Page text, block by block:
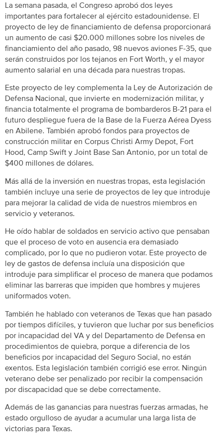
La semana pasada, el Congreso aprobó dos leyes
importantes para fortalecer al ejército estadounidense. El
proyecto de ley de financiamiento de defensa proporcionará
un aumento de casi $20.000 millones sobre los niveles de
financiamiento del año pasado, 98 nuevos aviones F-35, que
serán construidos por los tejanos en Fort Worth, y el mayor
aumento salarial en una década para nuestras tropas.
Este proyecto de ley complementa la Ley de Autorización de
Defensa Nacional, que invierte en modernización militar, y
financia totalmente el programa de bombarderos B-21 para el
futuro despliegue fuera de la Base de la Fuerza Aérea Dyess
en Abilene. También aprobó fondos para proyectos de
construcción militar en Corpus Christi Army Depot, Fort
Hood, Camp Swift y Joint Base San Antonio, por un total de
$400 millones de dólares.
Más allá de la inversión en nuestras tropas, esta legislación
también incluye una serie de proyectos de ley que introduje
para mejorar la calidad de vida de nuestros miembros en
servicio y veteranos.
He oído hablar de soldados en servicio activo que pensaban
que el proceso de voto en ausencia era demasiado
complicado, por lo que no pudieron votar. Este proyecto de
ley de gastos de defensa incluía una disposición que
introduje para simplificar el proceso de manera que podamos
eliminar las barreras que impiden que hombres y mujeres
uniformados voten.
También he hablado con veteranos de Texas que han pasado
por tiempos difíciles, y tuvieron que luchar por sus beneficios
por incapacidad del VA y del Departamento de Defensa en
procedimientos de quiebra, porque a diferencia de los
beneficios por incapacidad del Seguro Social, no están
exentos. Esta legislación también corrigió ese error. Ningún
veterano debe ser penalizado por recibir la compensación
por discapacidad que se debe correctamente.
Además de las ganancias para nuestras fuerzas armadas, he
estado orgulloso de ayudar a acumular una larga lista de
victorias para Texas.